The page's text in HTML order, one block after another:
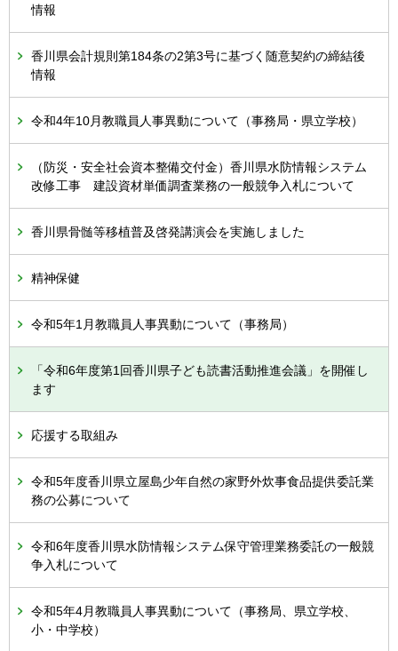
情報
香川県会計規則第184条の2第3号に基づく随意契約の締結後
情報
令和4年10月教職員人事異動について（事務局・県立学校）
（防災・安全社会資本整備交付金）香川県水防情報システム
改修工事 建設資材単価調査業務の一般競争入札について
香川県骨髄等移植普及啓発講演会を実施しました
精神保健
令和5年1月教職員人事異動について（事務局）
「令和6年度第1回香川県子ども読書活動推進会議」を開催し
ます
応援する取組み
令和5年度香川県立屋島少年自然の家野外炊事食品提供委託業
務の公募について
令和6年度香川県水防情報システム保守管理業務委託の一般競
争入札について
令和5年4月教職員人事異動について（事務局、県立学校、
小・中学校）